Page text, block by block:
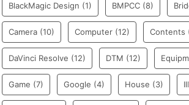
BlackMagic Design (1) BMPCC (8)
Camera (10) Computer (12) Contents
DaVinci Resolve (12) DTM (12)
Game (7) Google (4) House (3)